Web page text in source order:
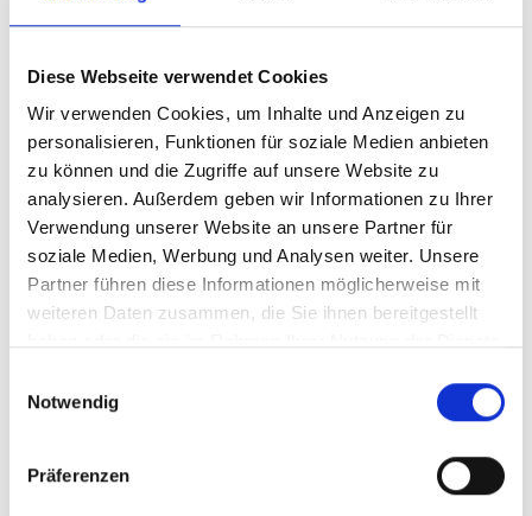
Diese Webseite verwendet Cookies
Wir verwenden Cookies, um Inhalte und Anzeigen zu
personalisieren, Funktionen für soziale Medien anbieten
zu können und die Zugriffe auf unsere Website zu
analysieren. Außerdem geben wir Informationen zu Ihrer
Verwendung unserer Website an unsere Partner für
soziale Medien, Werbung und Analysen weiter. Unsere
Partner führen diese Informationen möglicherweise mit
weiteren Daten zusammen, die Sie ihnen bereitgestellt
Notwendig
Präferenzen
In zwei Etappen hat TUI die Flüge vom Heimathafen
eingeteilt. Die erste Phase läuft vom 6. November
2023 bis zum 8. Januar 2024, die zweite Etappe
reicht vom 12. Februar 2024 bis zum 29. April 2024.
Die Verbindungen sind ab sofort freigestellt und
somit sowohl in den Reisebüros als auch online
buchbar.
"Aufgrund der sehr guten Buchungslage der
aktuellen Flüge und verfügbarer Kapazitäten hat TUI
an unserem Flughafen gefällt. Wir freuen uns sehr
Gleichzeitig streben wir für den Winter 2023/2024
noch weitere attraktive Ziele an", betont Flughafen-